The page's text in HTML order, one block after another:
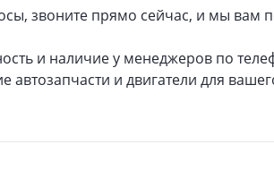
звоните прямо сейчас, и мы вам
и наличие у менеджеров по
и двигатели для